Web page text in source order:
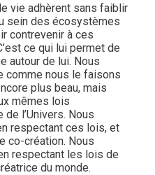
vie adhèrent sans faiblir
sein des écosystèmes
contrevenir à ces
ce qui lui permet de
autour de lui. Nous
comme nous le faisons
plus beau, mais
mêmes lois
l’Univers. Nous
respectant ces lois, et
co-création. Nous
respectant les lois de
du monde.